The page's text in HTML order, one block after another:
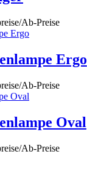
Ab-Preise
Ergo
Ab-Preise
Oval
Ab-Preise